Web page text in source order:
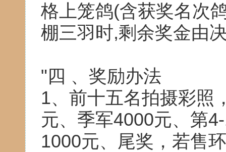
格上笼鸽(含获奖名次
棚三羽时,剩余奖金由
"四 、奖励办法
1、前十五名拍摄彩照
元、季军4000元、第
1000元、尾奖，若售